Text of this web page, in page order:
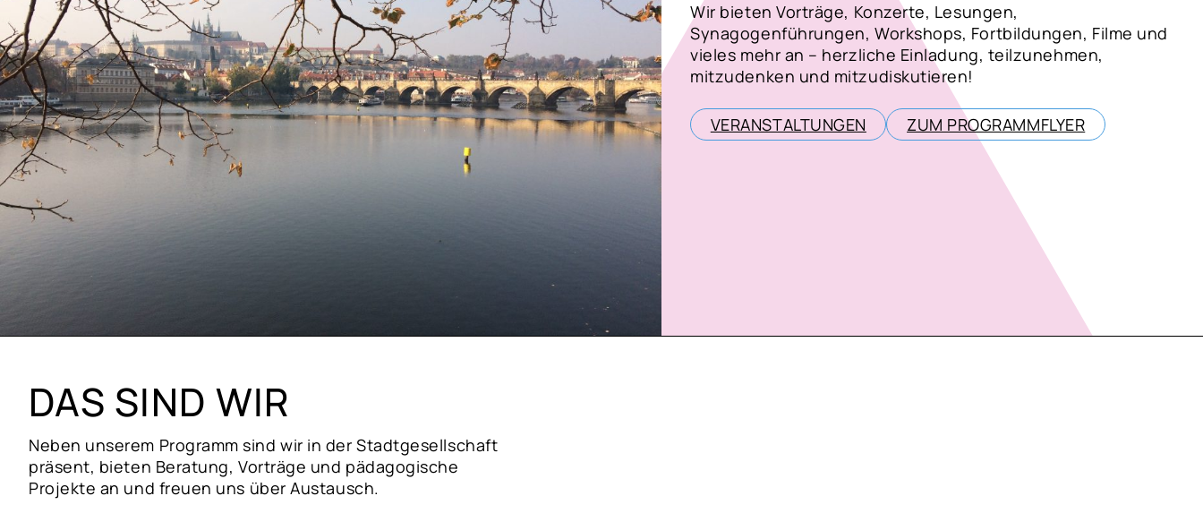
Wir bieten Vorträge, Konzerte, Lesungen,
Synagogenführungen, Workshops, Fortbildungen, Filme und
vieles mehr an – herzliche Einladung, teilzunehmen,
mitzudenken und mitzudiskutieren!
VERANSTALTUNGEN ZUM PROGRAMMFLYER
DAS SIND WIR
Neben unserem Programm sind wir in der Stadtgesellschaft
präsent, bieten Beratung, Vorträge und pädagogische
Projekte an und freuen uns über Austausch.